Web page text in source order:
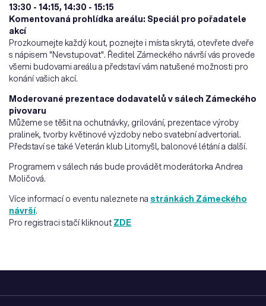
13:30 - 14:15, 14:30 - 15:15
Komentovaná prohlídka areálu: Speciál pro pořadatele
akcí
Prozkoumejte každý kout, poznejte i místa skrytá, otevřete dveře
s nápisem "Nevstupovat". Ředitel Zámeckého návrší vás provede
všemi budovami areálu a představí vám natušené možnosti pro
konání vašich akcí.
Moderované prezentace dodavatelů v sálech Zámeckého
pivovaru
Můžeme se těšit na ochutnávky, grilování, prezentace výroby
pralinek, tvorby květinové výzdoby nebo svatební advertorial.
Představí se také Veterán klub Litomyšl, balonové létání a další.
Programem v sálech nás bude provádět moderátorka Andrea
Moličová.
Více informací o eventu naleznete na stránkách Zámeckého
návrší.
Pro registraci stačí kliknout ZDE